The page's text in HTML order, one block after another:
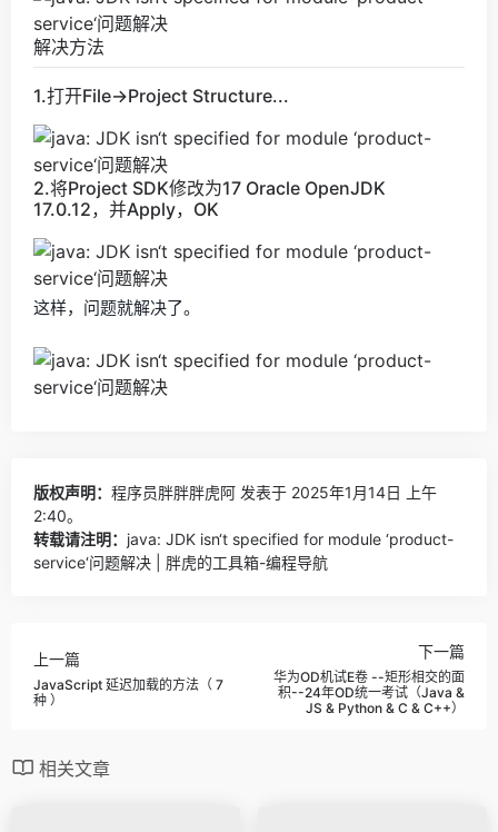
解决方法
1.打开File->Project Structure...
2.将Project SDK修改为17 Oracle OpenJDK
17.0.12，并Apply，OK
这样，问题就解决了。
版权声明： 程序员胖胖胖虎阿 发表于 2025年1月14日 上午
2:40。
转载请注明： java: JDK isn‘t specified for module ‘product-
service‘问题解决 | 胖虎的工具箱-编程导航
上一篇
JavaScript 延迟加载的方法（ 7
种 ）
下一篇
华为OD机试E卷 --矩形相交的面
积--24年OD统一考试（Java &
JS & Python & C & C++）
相关文章